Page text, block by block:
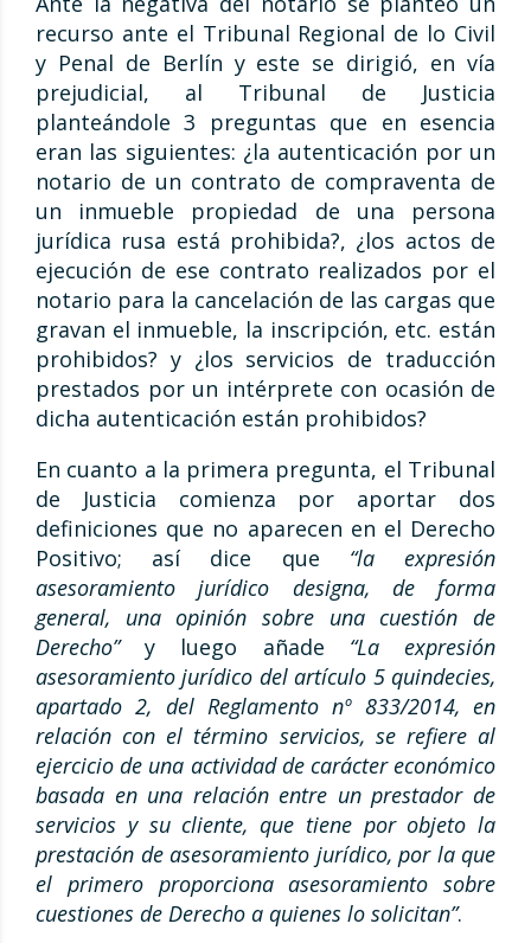
recurso ante el Tribunal Regional de lo Civil
y Penal de Berlín y este se dirigió, en vía
prejudicial, al Tribunal de Justicia
planteándole 3 preguntas que en esencia
eran las siguientes: ¿la autenticación por un
notario de un contrato de compraventa de
un inmueble propiedad de una persona
jurídica rusa está prohibida?, ¿los actos de
ejecución de ese contrato realizados por el
notario para la cancelación de las cargas que
gravan el inmueble, la inscripción, etc. están
prohibidos? y ¿los servicios de traducción
prestados por un intérprete con ocasión de
dicha autenticación están prohibidos?
En cuanto a la primera pregunta, el Tribunal
de Justicia comienza por aportar dos
definiciones que no aparecen en el Derecho
Positivo; así dice que “la expresión
asesoramiento jurídico designa, de forma
general, una opinión sobre una cuestión de
Derecho”y luego añade “La expresión
asesoramiento jurídico del artículo 5 quindecies,
apartado 2, del Reglamento nº 833/2014, en
relación con el término servicios, se refiere al
ejercicio de una actividad de carácter económico
basada en una relación entre un prestador de
servicios y su cliente, que tiene por objeto la
prestación de asesoramiento jurídico, por la que
el primero proporciona asesoramiento sobre
cuestiones de Derecho a quienes lo solicitan”.